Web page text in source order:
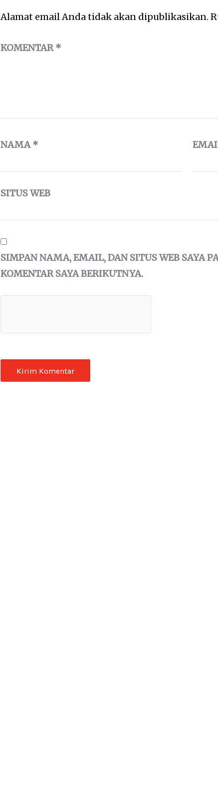
Alamat email Anda tidak akan dipublikasikan.
KOMENTAR*
NAMA*
SITUS WEB
SIMPAN NAMA, EMAIL, DAN SITUS WEB SAYA
KOMENTAR SAYA BERIKUTNYA.